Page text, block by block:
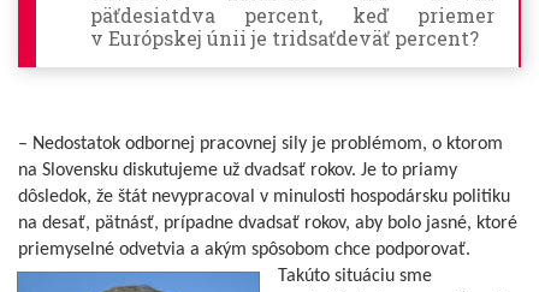
päťdesiatdva percent, keď priemer
v Európskej únii je tridsaťdeväť percent?
– Nedostatok odbornej pracovnej sily je problémom, o ktorom
na Slovensku diskutujeme už dvadsať rokov. Je to priamy
dôsledok, že štát nevypracoval v minulosti hospodársku politiku
na desať, pätnásť, prípadne dvadsať rokov, aby bolo jasné, ktoré
priemyselné odvetvia a akým spôsobom chce podporovať.
Takúto situáciu sme